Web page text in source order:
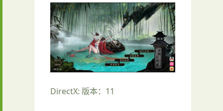
DirectX: 版本：11